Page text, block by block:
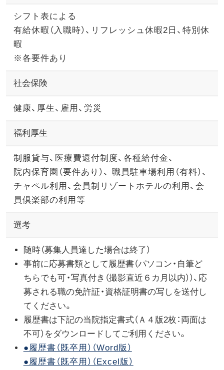
シフト表による
有給休暇（入職時）、リフレッシュ休暇2日、特別休
暇
※各要件あり
社会保険
健康、厚生、雇用、労災
福利厚生
制服貸与、医療費還付制度、各種給付金、
院内保育園（要件あり）、 職員駐車場利用（有料）、
チャペル利用、会員制リゾートホテルの利用 、会
員倶楽部の利用等
選考
随時（募集人員達した場合は終了）
事前に応募書類として履歴書（パソコン・自筆ど
ちらでも可・写真付き（撮影直近６カ月以内））、応
募される職の免許証・資格証明書の写しを送付し
てください。
履歴書は下記の当院指定書式（Ａ４版2枚：両面は
不可）をダウンロードしてご利用ください。
●履歴書（既卒用）（Word版）
●履歴書（既卒用）（Excel版）